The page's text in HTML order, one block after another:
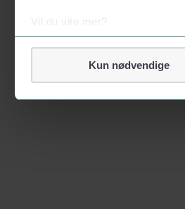
Vil du vite mer?
Om informasjonskapsler
Kun nødvendige